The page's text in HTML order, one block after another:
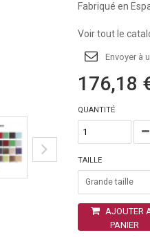
Fabriqué en
Voir tout le
Envoyer à
176,18
QUANTITÉ
TAILLE
Grande taille
AJOUTER
PANIER